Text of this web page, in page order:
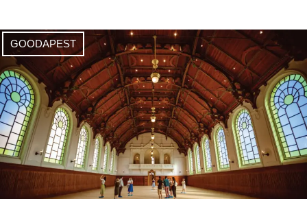
GOODAPEST